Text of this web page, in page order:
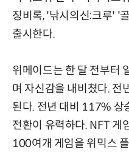
징비록, '낚시의신:크루' '
출시한다.
위메이드는 한 달 전부터
며 자신감을 내비쳤다.
된다. 전년 대비 117% 상
전환이 유력하다. NFT 게
100여개 게임을 위믹스